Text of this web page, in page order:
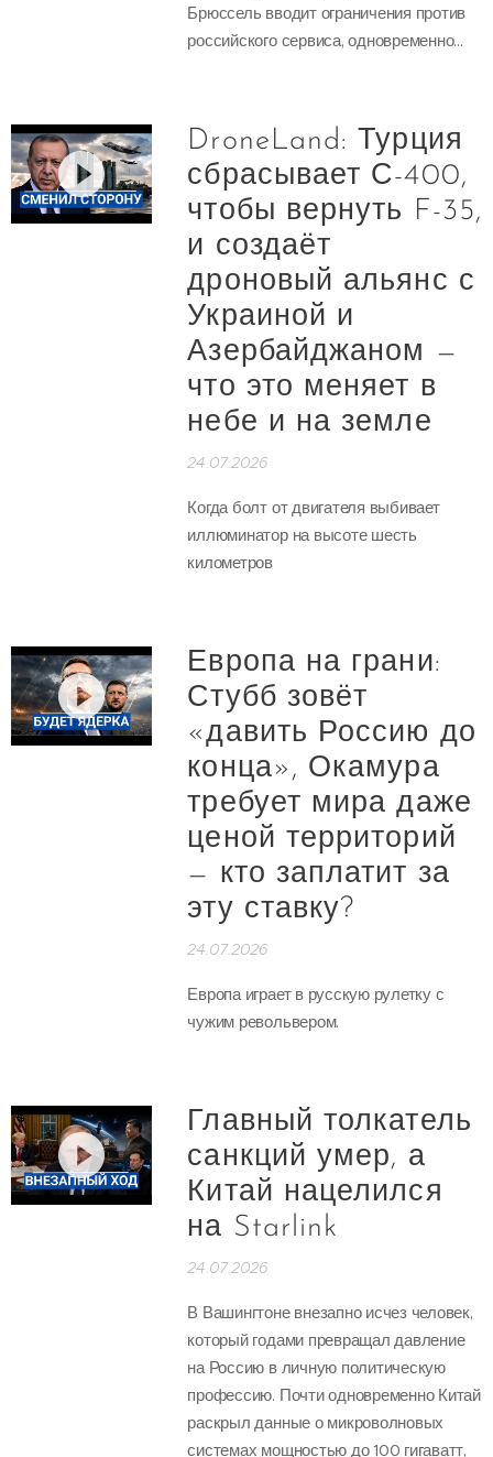
Брюссель вводит ограничения против
российского сервиса, одновременно...
DroneLand: Турция
сбрасывает С-400,
чтобы вернуть F-35,
и создаёт
дроновый альянс с
Украиной и
Азербайджаном —
что это меняет в
небе и на земле
24.07.2026
Когда болт от двигателя выбивает
иллюминатор на высоте шесть
километров
Европа на грани:
Стубб зовёт
«давить Россию до
конца», Окамура
требует мира даже
ценой территорий
— кто заплатит за
эту ставку?
24.07.2026
Европа играет в русскую рулетку с
чужим револьвером.
Главный толкатель
санкций умер, а
Китай нацелился
на Starlink
24.07.2026
В Вашингтоне внезапно исчез человек,
который годами превращал давление
на Россию в личную политическую
профессию. Почти одновременно Китай
раскрыл данные о микроволновых
системах мощностью до 100 гигаватт,